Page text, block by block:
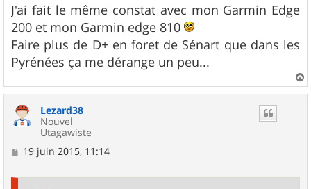
J'ai fait le même constat avec mon Garmin Edge
200 et mon Garmin edge 810
Faire plus de D+ en foret de Sénart que dans les
Pyrénées ça me dérange un peu...
a
Lezard38
Nouvel
Utagawiste
M19 juin 2015, 11:14